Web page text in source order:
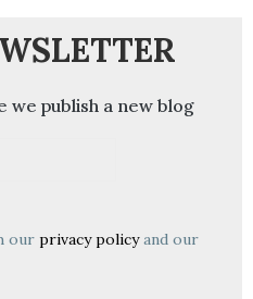
publish a new blog
our privacy policyand our